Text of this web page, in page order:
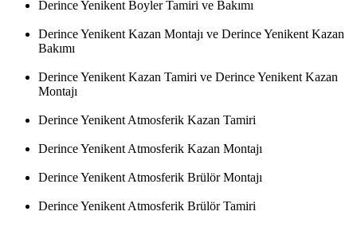
Derince Yenikent Boyler Tamiri ve Bakımı
Derince Yenikent Kazan Montajı ve Derince Yenikent Kazan
Bakımı
Derince Yenikent Kazan Tamiri ve Derince Yenikent Kazan
Montajı
Derince Yenikent Atmosferik Kazan Tamiri
Derince Yenikent Atmosferik Kazan Montajı
Derince Yenikent Atmosferik Brülör Montajı
Derince Yenikent Atmosferik Brülör Tamiri